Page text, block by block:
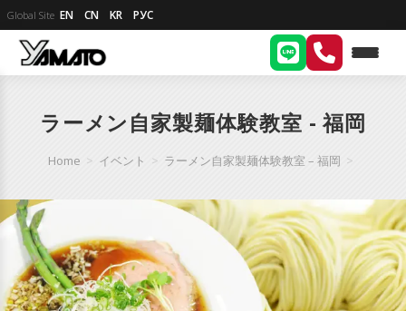
Global Site EN CN KR РУС
ラーメン自家製麺体験教室 - 福岡
Home > イベント > ラーメン自家製麺体験教室 – 福岡 >